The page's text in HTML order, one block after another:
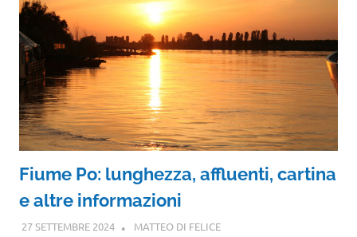
Fiume Po: lunghezza, affluenti, cartina
e altre informazioni
27 SETTEMBRE 2024 MATTEO DI FELICE